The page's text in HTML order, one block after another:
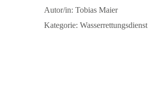
Autor/in: Tobias Maier
Kategorie: Wasserrettungsdienst